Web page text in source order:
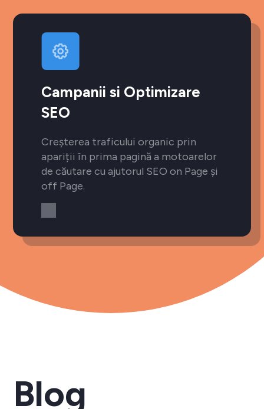
Campanii si Optimizare
SEO
Creșterea traficului organic prin
apariții în prima pagină a motoarelor
de căutare cu ajutorul SEO on Page și
off Page.
Blog